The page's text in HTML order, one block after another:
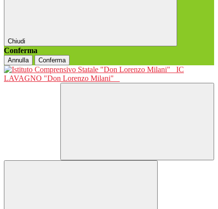
Chiudi
Conferma
Annulla Conferma
IC
LAVAGNO "Don Lorenzo Milani"